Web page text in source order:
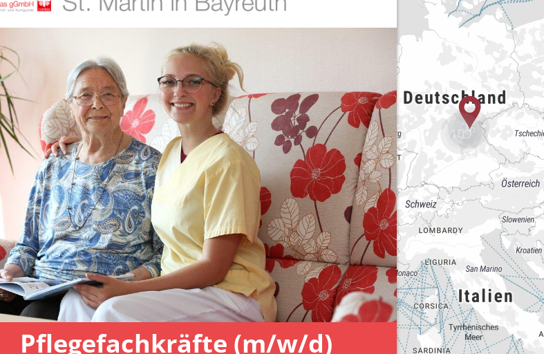
109
76